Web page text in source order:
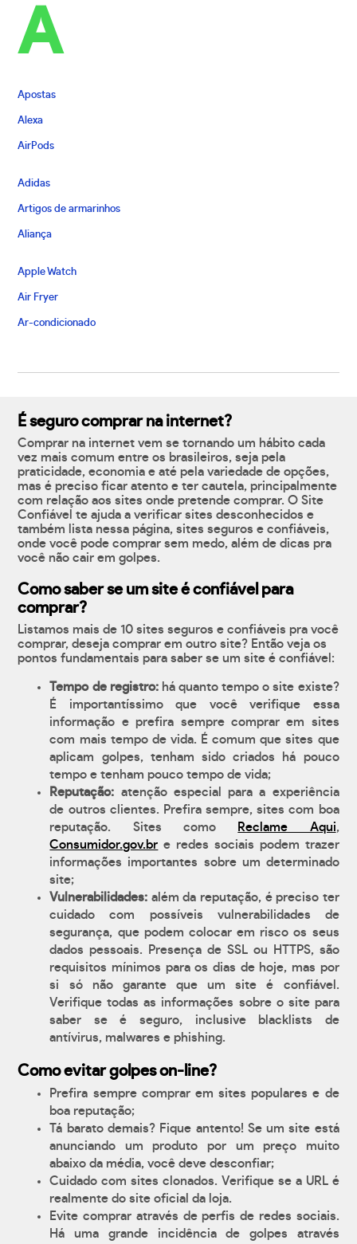
A
Apostas
Alexa
AirPods
Adidas
Artigos de armarinhos
Aliança
Apple Watch
Air Fryer
Ar-condicionado
É seguro comprar na internet?
Comprar na internet vem se tornando um hábito cada
vez mais comum entre os brasileiros, seja pela
praticidade, economia e até pela variedade de opções,
mas é preciso ficar atento e ter cautela, principalmente
com relação aos sites onde pretende comprar. O Site
Confiável te ajuda a verificar sites desconhecidos e
também lista nessa página, sites seguros e confiáveis,
onde você pode comprar sem medo, além de dicas pra
você não cair em golpes.
Como saber se um site é confiável para
comprar?
Listamos mais de 10 sites seguros e confiáveis pra você
comprar, deseja comprar em outro site? Então veja os
pontos fundamentais para saber se um site é confiável:
Tempo de registro:há quanto tempo o site existe?
É importantíssimo que você verifique essa
informação e prefira sempre comprar em sites
com mais tempo de vida. É comum que sites que
aplicam golpes, tenham sido criados há pouco
tempo e tenham pouco tempo de vida;
Reputação: atenção especial para a experiência
de outros clientes. Prefira sempre, sites com boa
reputação. Sites como
Reclame Aqui,
Consumidor.gov.br e redes sociais podem trazer
informações importantes sobre um determinado
site;
Vulnerabilidades: além da reputação, é preciso ter
cuidado com possíveis vulnerabilidades de
segurança, que podem colocar em risco os seus
dados pessoais. Presença de SSL ou HTTPS, são
requisitos mínimos para os dias de hoje, mas por
si só não garante que um site é confiável.
Verifique todas as informações sobre o site para
saber se é seguro, inclusive blacklists de
antívirus, malwares e phishing.
Como evitar golpes on-line?
Prefira sempre comprar em sites populares e de
boa reputação;
Tá barato demais? Fique antento! Se um site está
anunciando um produto por um preço muito
abaixo da média, você deve desconfiar;
Cuidado com sites clonados. Verifique se a URL é
realmente do site oficial da loja.
Evite comprar através de perfis de redes sociais.
Há uma grande incidência de golpes através